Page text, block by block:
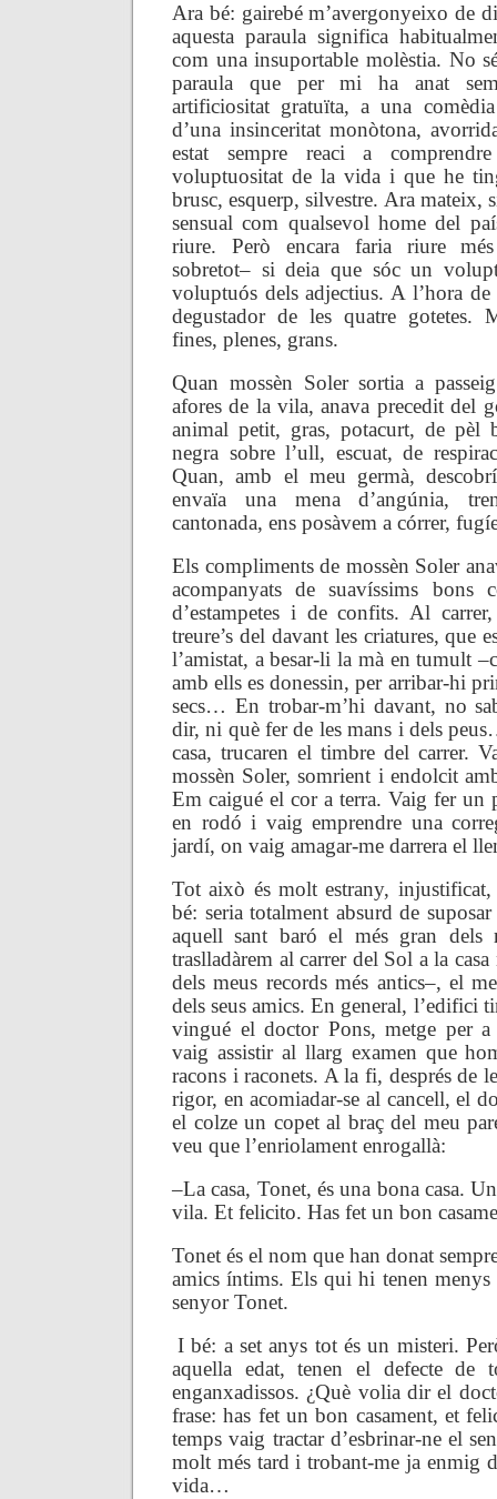
Ara bé: gairebé m’avergonyeixo de
aquesta paraula significa
com una insuportable molèstia. No
paraula que per mi ha anat
artificiositat gratuïta, a una
d’una insinceritat monòtona,
estat sempre reaci a comprendre
voluptuositat de la vida i que he
brusc, esquerp, silvestre. Ara mateix,
sensual com qualsevol home del
riure. Però encara faria riure
sobretot– si deia que sóc un
voluptuós dels adjectius. A l’hora
degustador de les quatre gotetes.
fines, plenes, grans.
Quan mossèn Soler sortia a
afores de la vila, anava precedit del
animal petit, gras, potacurt, de pèl
negra sobre l’ull, escuat, de
Quan, amb el meu germà,
envaïa una mena d’angúnia,
cantonada, ens posàvem a córrer,
Els compliments de mossèn Soler
acompanyats de suavíssims bons
d’estampetes i de confits. Al
treure’s del davant les criatures, que
l’amistat, a besar-li la mà en tumult
amb ells es donessin, per arribar-hi
secs… En trobar-m’hi davant, no
dir, ni què fer de les mans i dels
casa, trucaren el timbre del carrer.
mossèn Soler, somrient i endolcit
Em caigué el cor a terra. Vaig fer un
en rodó i vaig emprendre una
jardí, on vaig amagar-me darrera el
Tot això és molt estrany,
bé: seria totalment absurd de
aquell sant baró el més gran dels
traslladàrem al carrer del Sol a la
dels meus records més antics–, el
dels seus amics. En general, l’edifici
vingué el doctor Pons, metge per a
vaig assistir al llarg examen que
racons i raconets. A la fi, després de
rigor, en acomiadar-se al cancell, el
el colze un copet al braç del meu
veu que l’enriolament enrogallà:
–La casa, Tonet, és una bona casa.
vila. Et felicito. Has fet un bon
Tonet és el nom que han donat
amics íntims. Els qui hi tenen
senyor Tonet.
I bé: a set anys tot és un misteri.
aquella edat, tenen el defecte de
enganxadissos. ¿Què volia dir el
frase: has fet un bon casament, et
temps vaig tractar d’esbrinar-ne el
molt més tard i trobant-me ja enmig
vida…